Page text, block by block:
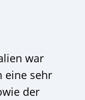
war
eine sehr
der